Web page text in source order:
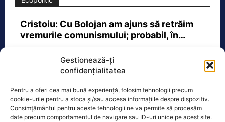
Gestionează-ți
confidențialitatea
Pentru a oferi cea mai bună experiență, folosim tehnologii precum
cookie-urile pentru a stoca și/sau accesa informațiile despre dispozitiv.
Consimțământul pentru aceste tehnologii ne va permite să procesăm
date precum comportamentul de navigare sau ID-uri unice pe acest site.
Cristoiu: Cu Bolojan am ajuns să retrăim
vremurile comunismului; probabil, în…
Invitat la Marius Tucă Show, Ion
Cristoiu susține că măsurile anunțate
de Ilie Bolojan privind reducerea